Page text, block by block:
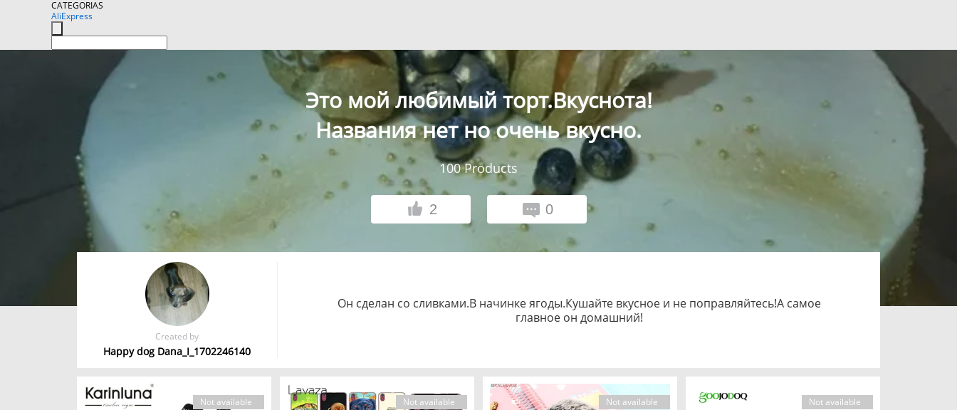
CATEGORIAS
AliExpress
Это мой любимый торт.Вкуснота!
Названия нет но очень вкусно.
100Products
2 0
Created by
Happy dog Dana_I_1702246140
Он сделан со сливками.В начинке ягоды.Кушайте вкусное и не поправляйтесь!А самое
главное он домашний!
Not available Not available Not available Not available